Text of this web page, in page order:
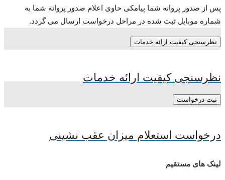
پس از صدور پروانه شما پیامکی حاوی اعلام صدور پروانه شما به
شماره موبایل ثبت شده در مراحل درخواست ارسال می گردد.
نظرسنجی کیفیت ارائه خدمات
نظرسنجی کیفیت ارائه خدمات
ثبت درخواست
درخواست استعلام میزان عقب نشینی
لینک های مستقیم